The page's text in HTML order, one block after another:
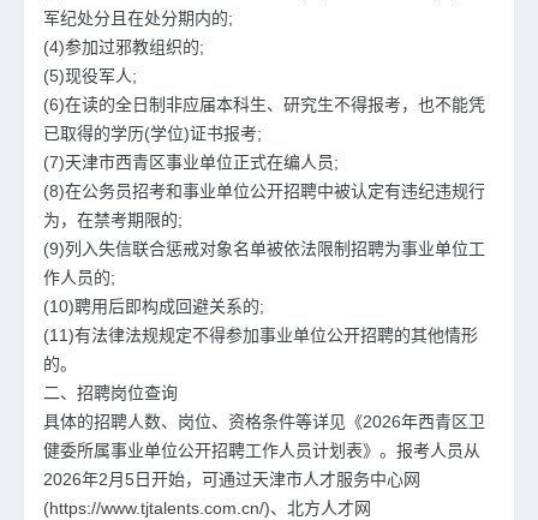
军纪处分且在处分期内的;
(4)参加过邪教组织的;
(5)现役军人;
(6)在读的全日制非应届本科生、研究生不得报考，也不能凭
已取得的学历(学位)证书报考;
(7)天津市西青区事业单位正式在编人员;
(8)在公务员招考和事业单位公开招聘中被认定有违纪违规行
为，在禁考期限的;
(9)列入失信联合惩戒对象名单被依法限制招聘为事业单位工
作人员的;
(10)聘用后即构成回避关系的;
(11)有法律法规规定不得参加事业单位公开招聘的其他情形
的。
二、招聘岗位查询
具体的招聘人数、岗位、资格条件等详见《2026年西青区卫
健委所属事业单位公开招聘工作人员计划表》。报考人员从
2026年2月5日开始，可通过天津市人才服务中心网
(https://www.tjtalents.com.cn/)、北方人才网